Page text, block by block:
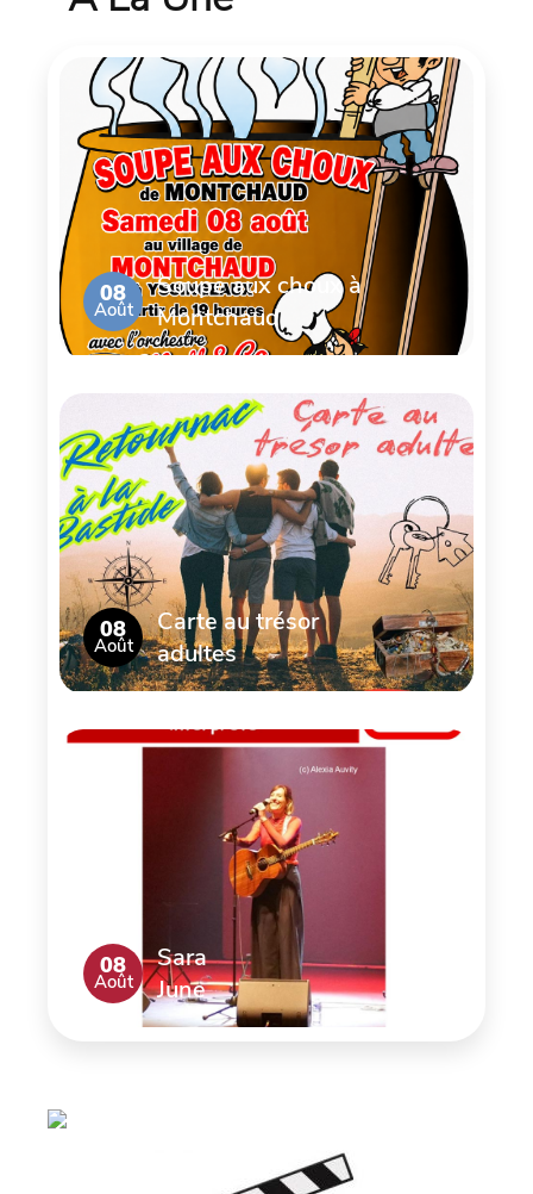
08
Août
Soupe aux choux à
Montchaud
08
Août
Carte au trésor
adultes
08
Août
Sara
June